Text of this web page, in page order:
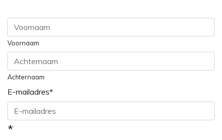
Voornaam
Achternaam
E-mailadres*
*